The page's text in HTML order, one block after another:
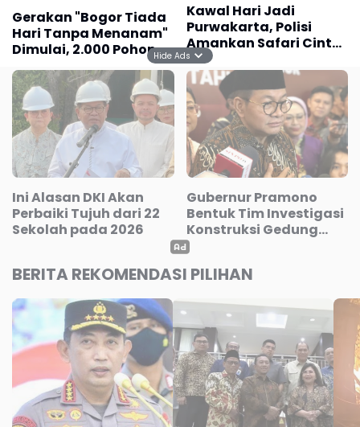
Gerakan "Bogor Tiada
Hari Tanpa Menanam"
Dimulai, 2.000 Pohon
Ditanam di Pakansari
Kawal Hari Jadi
Purwakarta, Polisi
Amankan Safari Cinta
Wisata Kuliner di
Stadion Purnawarman
Ini Alasan DKI Akan
Perbaiki Tujuh dari 22
Sekolah pada 2026
Gubernur Pramono
Bentuk Tim Investigasi
Konstruksi Gedung
Sekolah di Jakarta
BERITA REKOMENDASI PILIHAN
Hide Ads